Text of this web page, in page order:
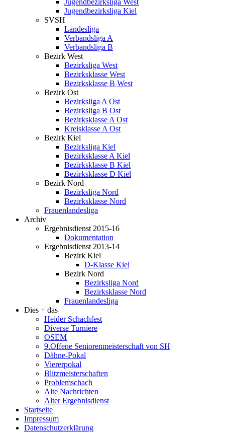
Jugendbezirksliga West
Jugendbezirksliga Kiel
SVSH
Landesliga
Verbandsliga A
Verbandsliga B
Bezirk West
Bezirksliga West
Bezirksklasse West
Bezirksklasse B West
Bezirk Ost
Bezirksliga A Ost
Bezirksliga B Ost
Bezirksklasse A Ost
Kreisklasse A Ost
Bezirk Kiel
Bezirksliga Kiel
Bezirksklasse A Kiel
Bezirksklasse B Kiel
Bezirksklasse D Kiel
Bezirk Nord
Bezirksliga Nord
Bezirksklasse Nord
Frauenlandesliga
Archiv
Ergebnisdienst 2015-16
Dokumentation
Ergebnisdienst 2013-14
Bezirk Kiel
D-Klasse Kiel
Bezirk Nord
Bezirksliga Nord
Bezirksklasse Nord
Frauenlandesliga
Dies + das
Heider Schachfest
Diverse Turniere
OSEM
9.Offene Seniorenmeisterschaft von SH
Dähne-Pokal
Viererpokal
Blitzmeisterschaften
Problemschach
Alte Nachrichten
Alter Ergebnisdienst
Startseite
Impressum
Datenschutzerklärung